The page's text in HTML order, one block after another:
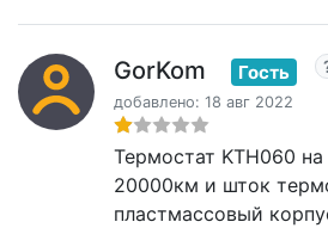
GorKom Гость
добавлено: 18 авг 2022
Термостат KTH060
20000км и шток
пластмассовый